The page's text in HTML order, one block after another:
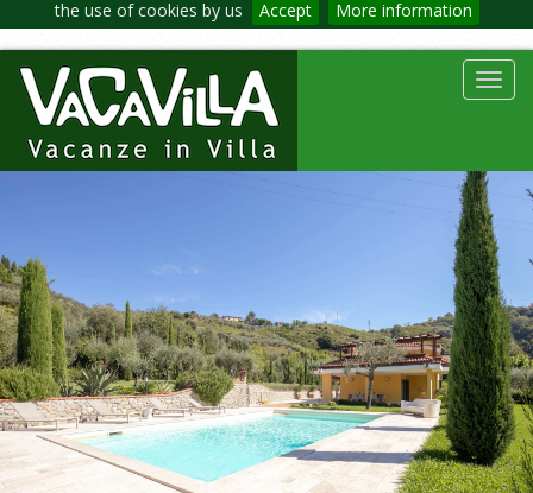
the use of cookies by us Accept More information